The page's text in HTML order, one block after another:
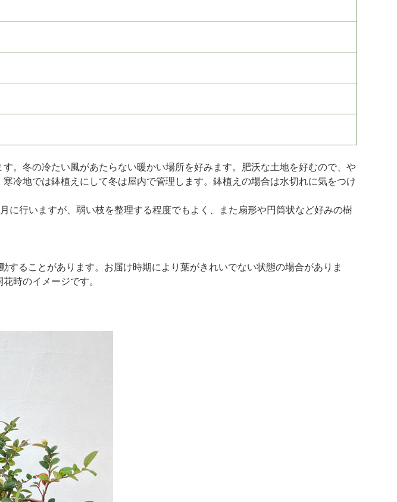
。冬の冷たい風があたらない暖かい場所を好みます。肥沃な土地を好むので、や
冷地では鉢植えにして冬は屋内で管理します。鉢植えの場合は水切れに気をつけ
に行いますが、弱い枝を整理する程度でもよく、また扇形や円筒状など好みの樹
ることがあります。お届け時期により葉がきれいでない状態の場合がありま
時のイメージです。